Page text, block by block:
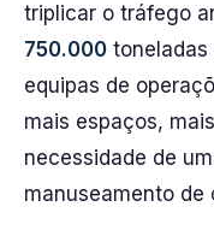
triplicar o tráfego
750.000 toneladas
equipas de
mais espaços,
necessidade de
manuseamento de